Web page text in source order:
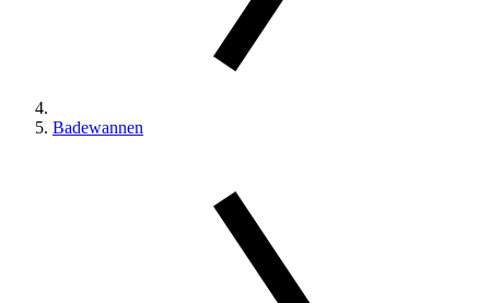
Badewannen